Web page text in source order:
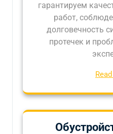
гарантируем
работ,
долговечность
протечек и